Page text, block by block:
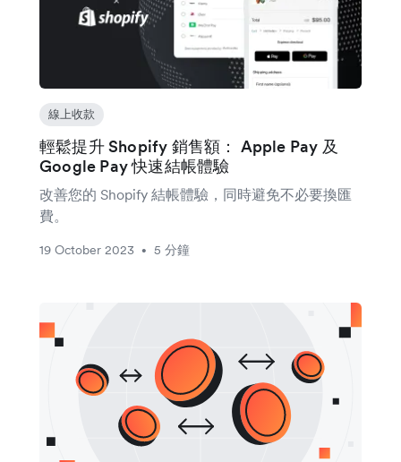
線上收款
輕鬆提升 Shopify 銷售額： Apple Pay 及
Google Pay 快速結帳體驗
改善您的 Shopify 結帳體驗，同時避免不必要換匯
費。
19 October 2023 • 5 分鐘